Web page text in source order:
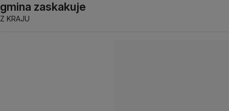
gmina zaskakuje
Z KRAJU